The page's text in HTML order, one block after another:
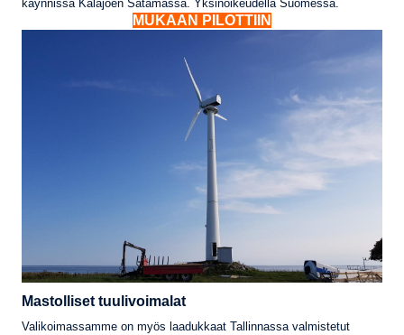
käynnissä Kalajoen Satamassa. Yksinoikeudella Suomessa.
MUKAAN PILOTTIIN
Mastolliset tuulivoimalat
Valikoimassamme on myös laadukkaat Tallinnassa valmistetut